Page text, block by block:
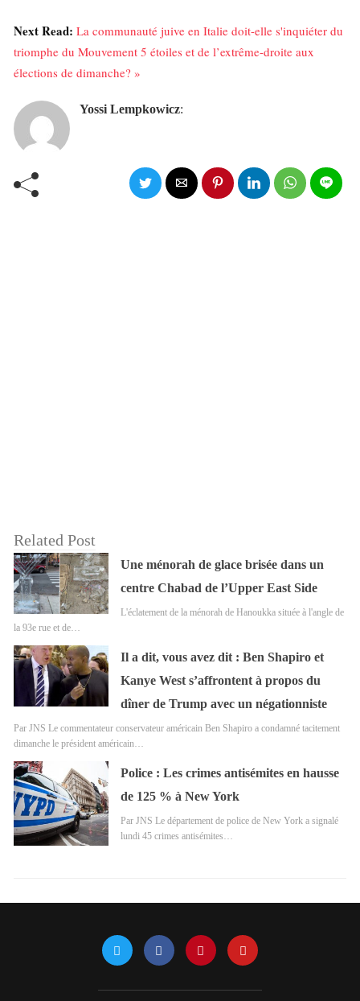
Next Read: La communauté juive en Italie doit-elle s'inquiéter du
triomphe du Mouvement 5 étoiles et de l’extrême-droite aux
élections de dimanche? »
Yossi Lempkowicz:
Related Post
Une ménorah de glace brisée dans un
centre Chabad de l’Upper East Side
L'éclatement de la ménorah de Hanoukka située à l'angle de
la 93e rue et de…
Il a dit, vous avez dit : Ben Shapiro et
Kanye West s’affrontent à propos du
dîner de Trump avec un négationniste
Par JNS Le commentateur conservateur américain Ben Shapiro a condamné tacitement
dimanche le président américain…
Police : Les crimes antisémites en hausse
de 125 % à New York
Par JNS Le département de police de New York a signalé
lundi 45 crimes antisémites…